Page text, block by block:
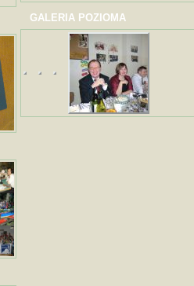
GALERIA POZIOMA